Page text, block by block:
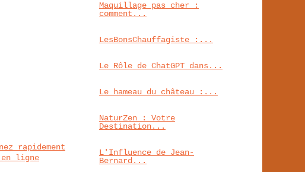
rapidement
ligne
Maquillage pas cher :
comment...
LesBonsChauffagiste :...
Le Rôle de ChatGPT dans...
Le hameau du château :...
NaturZen : Votre
Destination...
L'Influence de Jean-
Bernard...